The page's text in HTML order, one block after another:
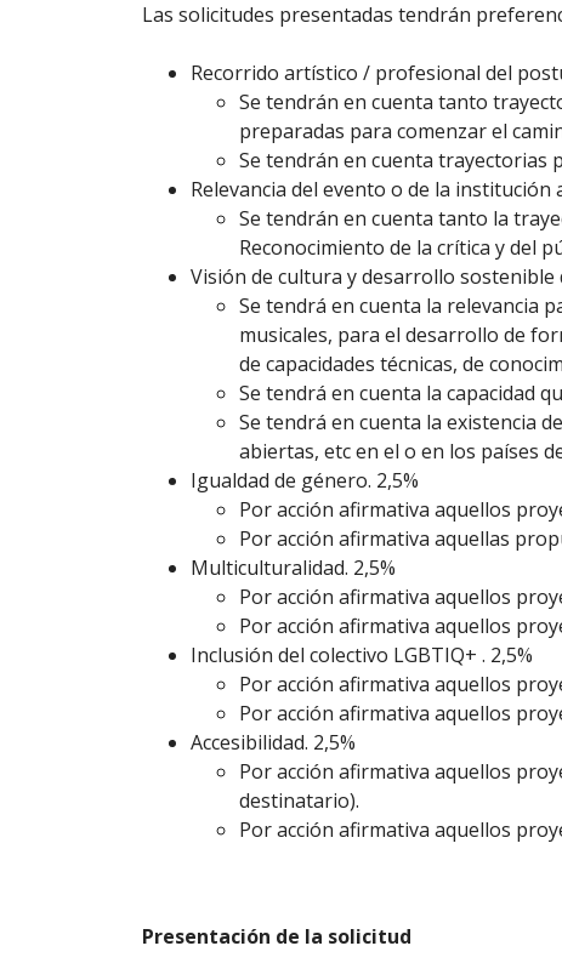
Las solicitudes presentadas tendrán
Recorrido artístico / profesional del
Se tendrán en cuenta tanto
preparadas para comenzar el
Se tendrán en cuenta trayectorias
Relevancia del evento o de la institución
Se tendrán en cuenta tanto la
Reconocimiento de la crítica y del
Visión de cultura y desarrollo sostenible
Se tendrá en cuenta la relevancia
musicales, para el desarrollo de
de capacidades técnicas, de
Se tendrá en cuenta la capacidad
Se tendrá en cuenta la existencia
abiertas, etc en el o en los países
Igualdad de género. 2,5%
Por acción afirmativa aquellos
Por acción afirmativa aquellas
Multiculturalidad. 2,5%
Por acción afirmativa aquellos
Por acción afirmativa aquellos
Inclusión del colectivo LGBTIQ+ . 2,5%
Por acción afirmativa aquellos
Por acción afirmativa aquellos
Accesibilidad. 2,5%
Por acción afirmativa aquellos
destinatario).
Por acción afirmativa aquellos
Presentación de la solicitud